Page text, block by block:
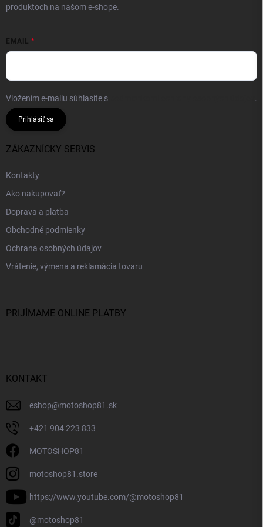
produktoch na našom e-shope.
EMAIL
Vložením e-mailu súhlasíte s .
Prihlásiť sa
ZÁKAZNÍCKY SERVIS
Kontakty
Ako nakupovať?
Doprava a platba
Obchodné podmienky
Ochrana osobných údajov
Vrátenie, výmena a reklamácia tovaru
PRIJÍMAME ONLINE PLATBY
KONTAKT
eshop@motoshop81.sk
+421 904 223 833
MOTOSHOP81
motoshop81.store
https://www.youtube.com/@motoshop81
@motoshop81